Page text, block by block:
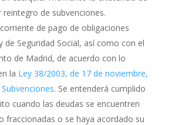
reintegro de subvenciones.
de pago de obligaciones
de Seguridad Social, así como con el
de Madrid, de acuerdo con lo
la Ley 38/2003, de 17 de noviembre,
. Se entenderá cumplido
cuando las deudas se encuentren
fraccionadas o se haya acordado su